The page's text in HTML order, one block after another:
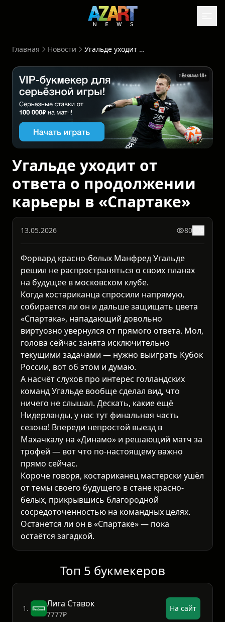
Главная Новости Угальде уходит от ответа о продолжении карьеры в «Спартаке»
Реклама 18+
Угальде уходит от
ответа о продолжении
карьеры в «Спартаке»
13.05.2026 80
Форвард красно-белых Манфред Угальде
решил не распространяться о своих планах
на будущее в московском клубе.
Когда костариканца спросили напрямую,
собирается ли он и дальше защищать цвета
«Спартака», нападающий довольно
виртуозно увернулся от прямого ответа. Мол,
голова сейчас занята исключительно
текущими задачами — нужно выиграть Кубок
России, вот об этом и думаю.
А насчёт слухов про интерес голландских
команд Угальде вообще сделал вид, что
ничего не слышал. Дескать, какие ещё
Нидерланды, у нас тут финальная часть
сезона! Впереди непростой выезд в
Махачкалу на «Динамо» и решающий матч за
трофей — вот что по-настоящему важно
прямо сейчас.
Короче говоря, костариканец мастерски ушёл
от темы своего будущего в стане красно-
белых, прикрывшись благородной
сосредоточенностью на командных целях.
Останется ли он в «Спартаке» — пока
остаётся загадкой.
Топ 5 букмекеров
1. Лига Ставок
7777₽
На сайт